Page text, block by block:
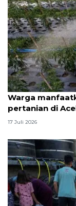
Warga
pertanian di
17 Juli 2026